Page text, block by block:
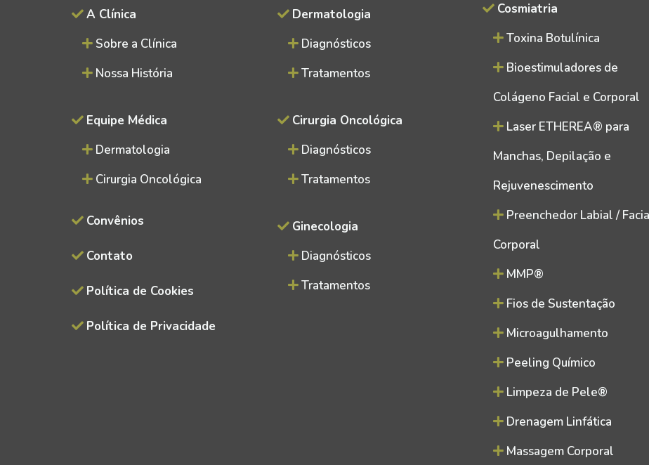
A Clínica
Sobre a Clínica
Nossa História
Equipe Médica
Dermatologia
Cirurgia Oncológica
Convênios
Contato
Política de Cookies
Política de Privacidade
Dermatologia
Diagnósticos
Tratamentos
Cirurgia Oncológica
Diagnósticos
Tratamentos
Ginecologia
Diagnósticos
Tratamentos
Cosmiatria
Toxina Botulínica
Bioestimuladores de
Colágeno Facial e Corporal
Laser ETHEREA® para
Manchas, Depilação e
Rejuvenescimento
Preenchedor Labial /
Corporal
MMP®
Fios de Sustentação
Microagulhamento
Peeling Químico
Limpeza de Pele®
Drenagem Linfática
Massagem Corporal